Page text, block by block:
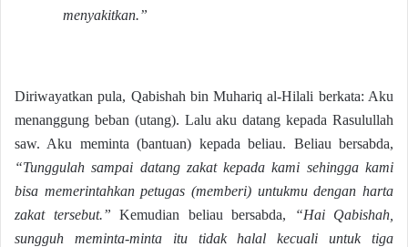
menyakitkan.”
Diriwayatkan pula, Qabishah bin Muhariq al-Hilali berkata: Aku
menanggung beban (utang). Lalu aku datang kepada Rasulullah
saw. Aku meminta (bantuan) kepada beliau. Beliau bersabda,
“Tunggulah sampai datang zakat kepada kami sehingga kami
bisa memerintahkan petugas (memberi) untukmu dengan harta
zakat tersebut.” Kemudian beliau bersabda,
“Hai Qabishah,
sungguh meminta-minta itu tidak halal kecuali untuk tiga